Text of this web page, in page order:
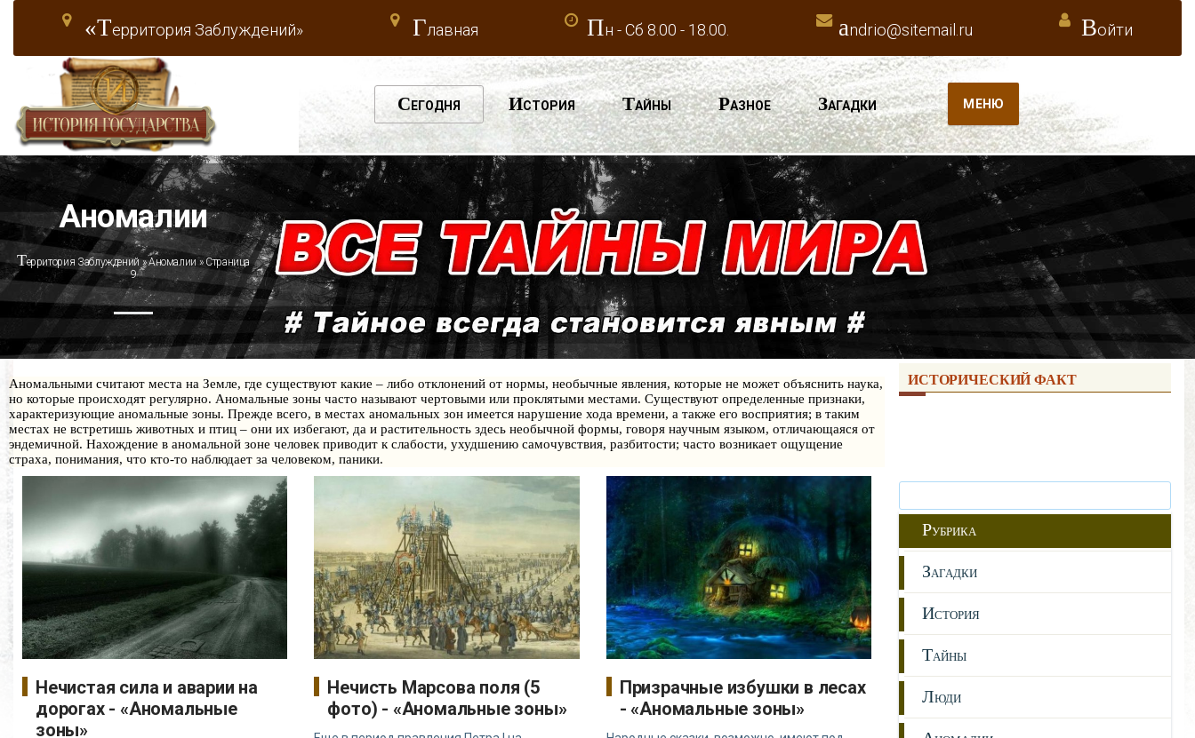
«Территория Заблуждений» Главная Пн - Сб 8.00 - 18.00. andrio@sitemail.ru Войти
СЕГОДНЯ ИСТОРИЯ ТАЙНЫ РАЗНОЕ ЗАГАДКИ МЕНЮ
Аномалии
Территория Заблуждений»Аномалии » Страница
9
Аномальными считают места на Земле, где существуют какие – либо отклонений от нормы, необычные явления, которые не может объяснить наука,
но которые происходят регулярно. Аномальные зоны часто называют чертовыми или проклятыми местами. Существуют определенные признаки,
характеризующие аномальные зоны. Прежде всего, в местах аномальных зон имеется нарушение хода времени, а также его восприятия; в таким
местах не встретишь животных и птиц – они их избегают, да и растительность здесь необычной формы, говоря научным языком, отличающаяся от
эндемичной. Нахождение в аномальной зоне человек приводит к слабости, ухудшению самочувствия, разбитости; часто возникает ощущение
страха, понимания, что кто-то наблюдает за человеком, паники.
Нечистая сила и аварии на
дорогах - «Аномальные
зоны»
Нечисть Марсова поля (5
фото) - «Аномальные зоны»
Призрачные избушки в лесах
- «Аномальные зоны»
ИСТОРИЧЕСКИЙ ФАКТ
РУБРИКА
ЗАГАДКИ
ИСТОРИЯ
ТАЙНЫ
ЛЮДИ